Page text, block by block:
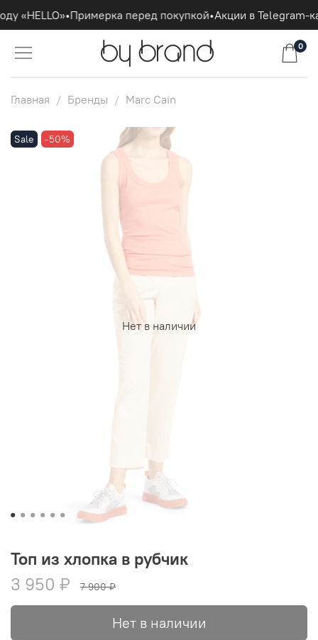
«HELLO»•Примерка перед покупкой•Акции в Telegram-
0
Главная Бренды Marc Cain
Нет в наличии
Sale -50%
Топ из хлопка в рубчик
3 950 ₽
7 900 ₽
Нет в наличии